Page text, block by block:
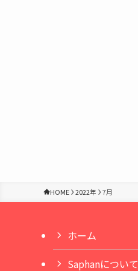
HOME 2022年 7月
ホーム
Saphanについて